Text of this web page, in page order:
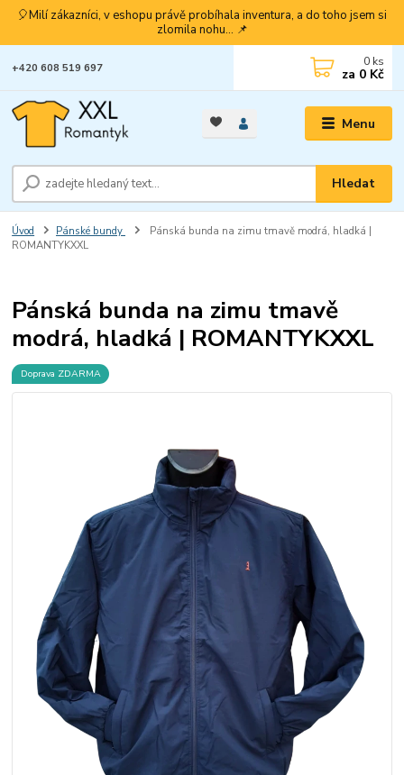
🎈Milí zákazníci, v eshopu právě probíhala inventura, a do toho jsem si
zlomila nohu... 📌
Menu
Hledat
+420 608 519 697 0 ks
za 0 Kč
Úvod Pánské bundy
Pánská bunda na zimu tmavě modrá, hladká |
ROMANTYKXXL
Pánská bunda na zimu tmavě
modrá, hladká | ROMANTYKXXL
Doprava ZDARMA